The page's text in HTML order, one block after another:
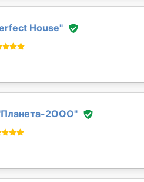
House"
Планета-2ООО"